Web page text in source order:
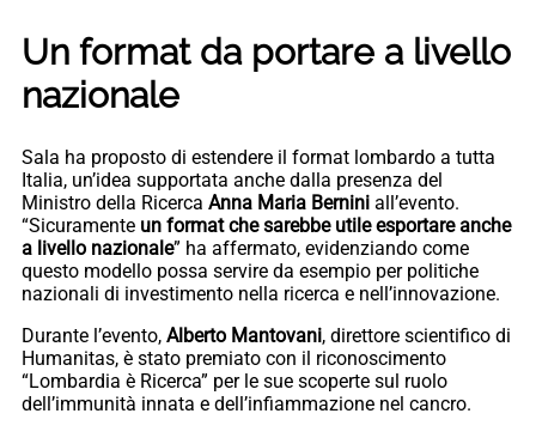
Un format da portare a livello
nazionale
Sala ha proposto di estendere il format lombardo a tutta
Italia, un’idea supportata anche dalla presenza del
Ministro della Ricerca Anna Maria Bernini all’evento.
“Sicuramente un format che sarebbe utile esportare anche
a livello nazionale” ha affermato, evidenziando come
questo modello possa servire da esempio per politiche
nazionali di investimento nella ricerca e nell’innovazione.
Durante l’evento, Alberto Mantovani, direttore scientifico di
Humanitas, è stato premiato con il riconoscimento
“Lombardia è Ricerca” per le sue scoperte sul ruolo
dell’immunità innata e dell’infiammazione nel cancro.